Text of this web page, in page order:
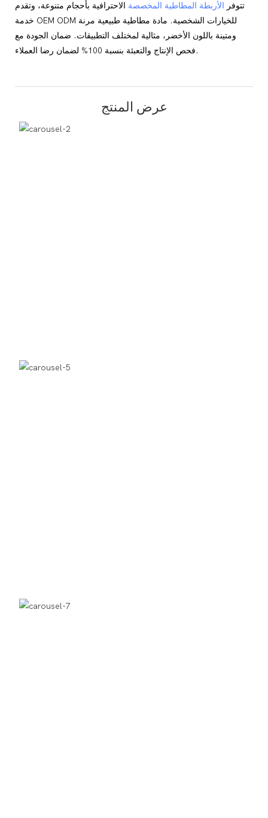
تتوفر الأربطة المطاطية المخصصة الاحترافية بأحجام متنوعة، وتقدم
خدمة OEM ODM للخيارات الشخصية. مادة مطاطية طبيعية مرنة
ومتينة باللون الأخضر، مثالية لمختلف التطبيقات. ضمان الجودة مع
فحص الإنتاج والتعبئة بنسبة 100% لضمان رضا العملاء.
عرض المنتج